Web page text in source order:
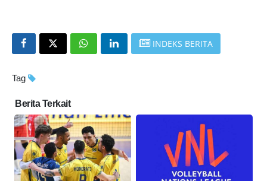
INDEKS BERITA
Tag
Berita Terkait